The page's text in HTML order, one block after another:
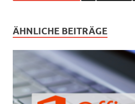
ÄHNLICHE BEITRÄGE